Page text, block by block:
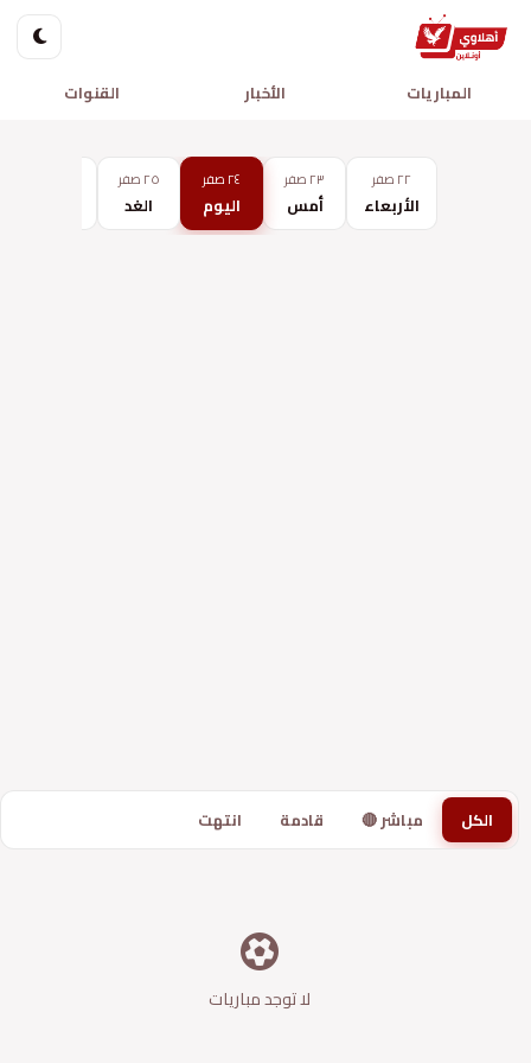
المباريات الأخبار القنوات
٢٢ صفر
الأربعاء
٢٣ صفر
أمس
٢٤ صفر
اليوم
٢٥ صفر
الغد
الكل مباشر 🔴 قادمة انتهت
لا توجد مباريات